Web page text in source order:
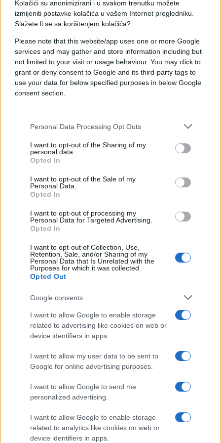
Kolačići su anonimizirani i u svakom trenutku možete
izmijeniti postavke kolačića u vašem Internet pregledniku.
Slažete li se sa korištenjem kolačića?
Please note that this website/app uses one or more Google
services and may gather and store information including but
not limited to your visit or usage behaviour. You may click to
grant or deny consent to Google and its third-party tags to
use your data for below specified purposes in below Google
consent section.
Personal Data Processing Opt Outs
I want to opt-out of the Sharing of my
personal data.
Opted In
I want to opt-out of the Sale of my
Personal Data.
Opted In
I want to opt-out of processing my
Personal Data for Targeted Advertising.
Opted In
I want to opt-out of Collection, Use,
Retention, Sale, and/or Sharing of my
Personal Data that Is Unrelated with the
Purposes for which it was collected.
Opted Out
Google consents
I want to allow Google to enable storage
related to advertising like cookies on web or
device identifiers in apps.
I want to allow my user data to be sent to
Google for online advertising purposes.
I want to allow Google to send me
personalized advertising.
I want to allow Google to enable storage
related to analytics like cookies on web or
device identifiers in apps.
#saobraćajna nesreća